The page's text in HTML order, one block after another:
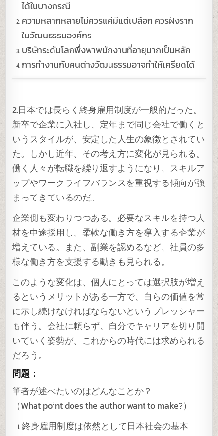
ได้ในบางกรณี
ความหลากหลายไม่ควรแค่มีแต่เปลือก ควรฝังราก
ในวัฒนธรรมองค์กร
บริษัทระดับโลกพึ่งพาพนักงานที่อายุมากเป็นหลัก
การทำงานกับคนต่างวัฒนธรรมอาจทำให้เครียดได้
2.日本では長らく終身雇用制度が一般的だった。
新卒で企業に入社し、定年まで同じ会社で働くと
いうスタイルが、安定した人生の象徴とされてい
た。しかし近年、その考え方に変化が見られる。
働く人々が転職を繰り返すようになり、スキルア
ップやワークライフバランスを重視する傾向が強
まってきているのだ。
企業側も変わりつつある。必要なスキルを持つ人
材を中途採用し、柔軟な働き方を導入する企業が
増えている。また、副業を認めるなど、社員の多
様な働き方を支援する動きも見られる。
このような変化は、個人にとっては選択肢が増え
るというメリットがある一方で、自らの価値を常
に示し続けなければならないというプレッシャー
も伴う。会社に頼らず、自分でキャリアを切り開
いていく姿勢が、これからの時代には求められる
だろう。
問題：
筆者が述べたいのはどんなことか？
（What point does the author want to make?）
終身雇用制度は依然として日本社会の基本